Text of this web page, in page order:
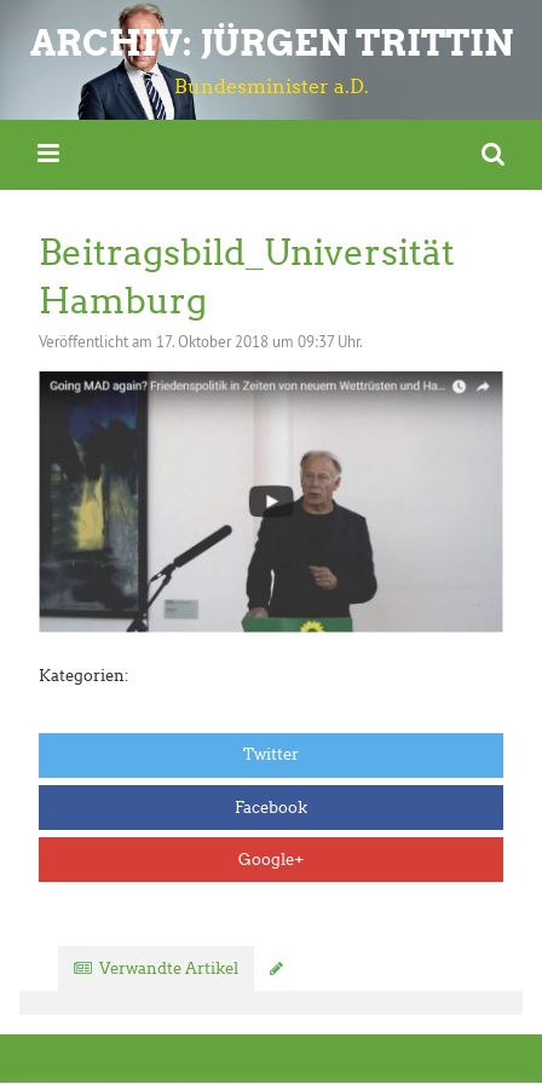
ARCHIV: JÜRGEN TRITTIN
Bundesminister a.D.
Beitragsbild_Universität
Hamburg
Veröffentlicht am 17. Oktober 2018 um 09:37 Uhr.
Kategorien:
Twitter
Facebook
Google+
Verwandte Artikel